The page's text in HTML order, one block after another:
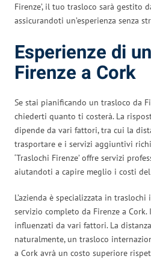
Firenze’, il tuo trasloco sarà gestito
assicurandoti un’esperienza senza
Esperienze di
Firenze a Cork
Se stai pianificando un trasloco da
chiederti quanto ti costerà. La
dipende da vari fattori, tra cui la
trasportare e i servizi aggiuntivi
‘Traslochi Firenze’ offre servizi
aiutandoti a capire meglio i costi
L’azienda è specializzata in
servizio completo da Firenze a
influenzati da vari fattori. La
naturalmente, un trasloco
a Cork avrà un costo superiore